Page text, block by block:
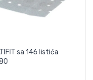
sa 146 listića